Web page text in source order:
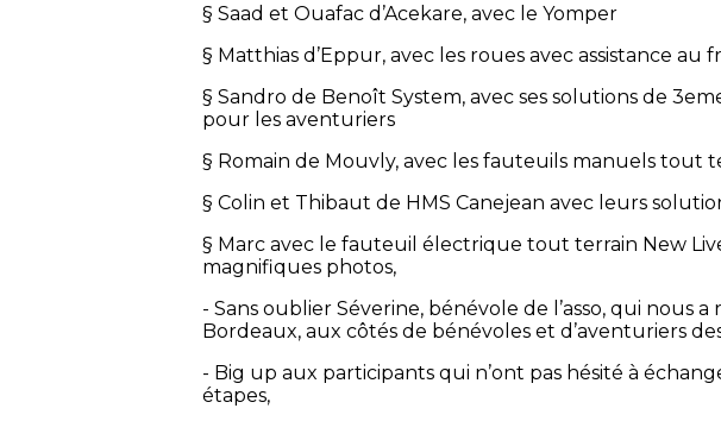
§ Saad et Ouafac d’Acekare, avec le Yomper
§ Matthias d’Eppur, avec les roues avec assistance
§ Sandro de Benoît System, avec ses solutions de
pour les aventuriers
§ Romain de Mouvly, avec les fauteuils manuels tout
§ Colin et Thibaut de HMS Canejean avec leurs
§ Marc avec le fauteuil électrique tout terrain New
magnifiques photos,
- Sans oublier Séverine, bénévole de l’asso, qui nous
Bordeaux, aux côtés de bénévoles et d’aventuriers
- Big up aux participants qui n’ont pas hésité à
étapes,